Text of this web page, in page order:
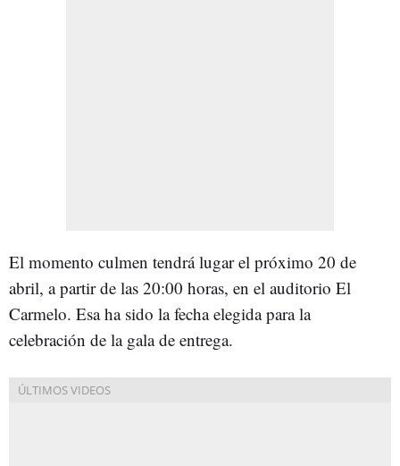
El momento culmen tendrá lugar el próximo 20 de
abril, a partir de las 20:00 horas, en el auditorio El
Carmelo. Esa ha sido la fecha elegida para la
celebración de la gala de entrega.